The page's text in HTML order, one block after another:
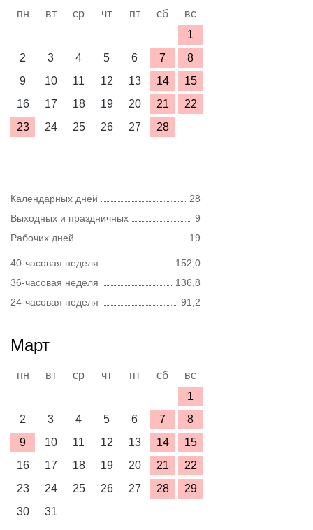
пн вт ср чт пт сб
вс
1
2
3 4 5 6 7
8
9
10 11 12 13 14
15
16
17 18 19 20 21
22
23
24 25 26 27 28
Календарных дней
28
Выходных и праздничных
9
Рабочих дней
19
40-часовая неделя
152,0
36-часовая неделя
136,8
24-часовая неделя
91,2
Март
пн вт ср чт пт сб
вс
1
2
3 4 5 6 7
8
9
10 11 12 13 14
15
16
17 18 19 20 21
22
23
24 25 26 27 28
29
30
31